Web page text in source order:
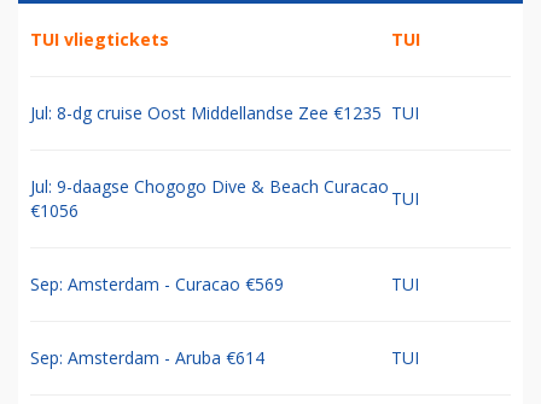
TUI vliegtickets TUI
Jul: 8-dg cruise Oost Middellandse Zee €1235 TUI
Jul: 9-daagse Chogogo Dive & Beach Curacao
€1056
TUI
Sep: Amsterdam - Curacao €569 TUI
Sep: Amsterdam - Aruba €614 TUI